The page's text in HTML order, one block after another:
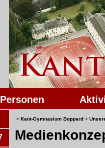
Personen
> Kant-Gymnasium Boppard >